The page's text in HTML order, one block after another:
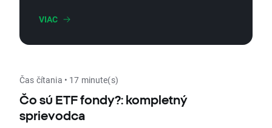
základné pravidlá a kroky, ako začať.
VIAC
Čas čítania • 17 minute(s)
Čo sú ETF fondy?: kompletný
sprievodca